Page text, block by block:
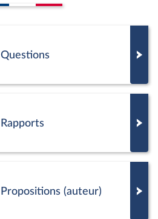
Questions
Rapports
Propositions (auteur)